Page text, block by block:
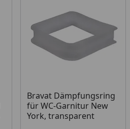
Bravat Dämpfungsring
für WC-Garnitur New
York, transparent